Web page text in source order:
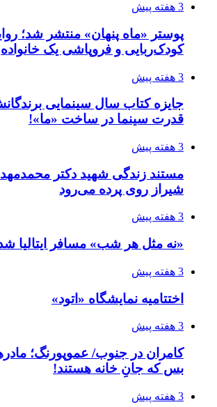
3 هفته پیش
پوستر «ماه پنهان» منتشر شد؛
کودک‌ربایی و فروپاشی یک خانواده
3 هفته پیش
جایزه کتاب سال سینمایی
قدرت سینما در ساخت «ما»!
3 هفته پیش
مستند زندگی شهید دکتر
شیراز روی پرده می‌رود
3 هفته پیش
«نه مثل هر شب» مسافر ایتالیا
3 هفته پیش
اختتامیه نمایشگاه «اتود»
3 هفته پیش
کامران در جنوب/ عموپورنگ؛
بس که جانِ خانه هستند!
3 هفته پیش